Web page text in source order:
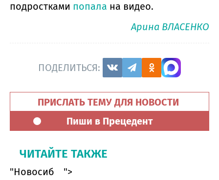
подростками попала на видео.
Арина ВЛАСЕНКО
ПОДЕЛИТЬСЯ:
ПРИСЛАТЬ ТЕМУ ДЛЯ НОВОСТИ
Пиши в Прецедент
ЧИТАЙТЕ ТАКЖЕ
"Новосиб
">